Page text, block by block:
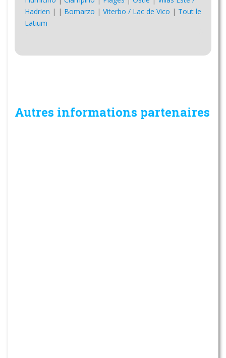
Hadrien | | Bomarzo | Viterbo / Lac de Vico | Tout le
Latium
Autres informations partenaires